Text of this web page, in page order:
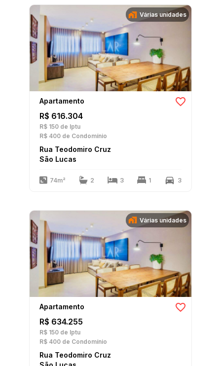
Várias unidades
Apartamento
R$ 616.304
R$ 150 de Iptu
R$ 400 de Condomínio
Rua Teodomiro Cruz
São Lucas
74m² 2 3 1 3
Várias unidades
Apartamento
R$ 634.255
R$ 150 de Iptu
R$ 400 de Condomínio
Rua Teodomiro Cruz